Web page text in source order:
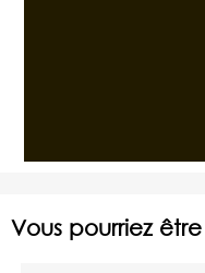
Vous pourriez